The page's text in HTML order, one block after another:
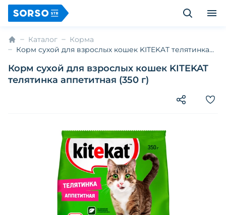
Каталог
Корма
Корм сухой для взрослых кошек KITEKAT телятинка
Корм сухой для взрослых кошек KITEKAT
телятинка аппетитная (350 г)